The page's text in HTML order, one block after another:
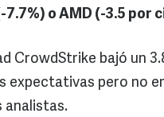
o AMD (-3.5 por
CrowdStrike bajó un
expectativas pero no
analistas.